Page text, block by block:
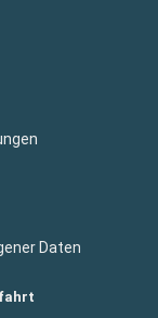
Daten